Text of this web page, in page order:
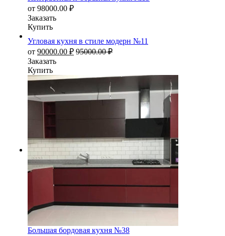
от 98000.00 ₽
Заказать
Купить
Угловая кухня в стиле модерн №11
от 90000.00 ₽ 95000.00₽
Заказать
Купить
Большая бордовая кухня №38